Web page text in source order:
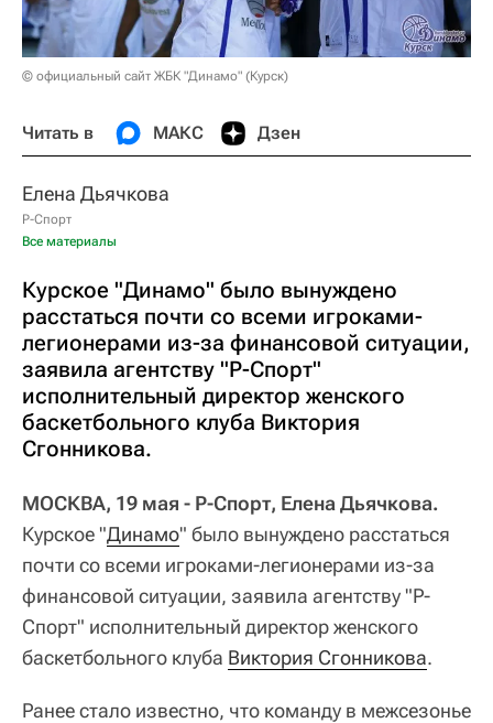
© официальный сайт ЖБК "Динамо" (Курск)
Читать в МАКС Дзен
Елена Дьячкова
Р-Спорт
Все материалы
Курское "Динамо" было вынуждено
расстаться почти со всеми игроками-
легионерами из-за финансовой ситуации,
заявила агентству "Р-Спорт"
исполнительный директор женского
баскетбольного клуба Виктория
Сгонникова.
МОСКВА, 19 мая - Р-Спорт, Елена Дьячкова.
Курское "Динамо" было вынуждено расстаться
почти со всеми игроками-легионерами из-за
финансовой ситуации, заявила агентству "Р-
Спорт" исполнительный директор женского
баскетбольного клуба Виктория Сгонникова.
Ранее стало известно, что команду в межсезонье